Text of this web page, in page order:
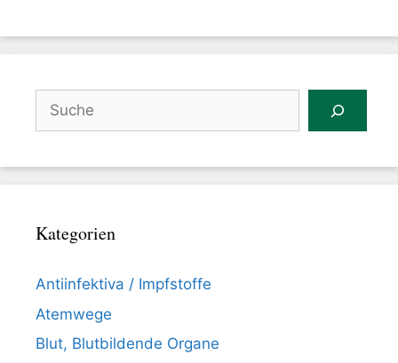
Suchen
Kategorien
Antiinfektiva / Impfstoffe
Atemwege
Blut, Blutbildende Organe